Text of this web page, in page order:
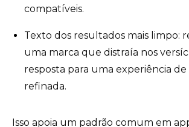
compatíveis.
Texto dos resultados mais limpo:
uma marca que distraía nos
resposta para uma experiência
refinada.
Isso apoia um padrão comum em